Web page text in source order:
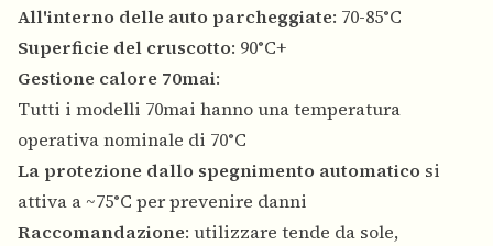
All'interno delle auto parcheggiate: 70-85°C
Superficie del cruscotto: 90°C+
Gestione calore 70mai:
Tutti i modelli 70mai hanno una temperatura
operativa nominale di 70°C
La protezione dallo spegnimento automatico si
attiva a ~75°C per prevenire danni
Raccomandazione: utilizzare tende da sole,